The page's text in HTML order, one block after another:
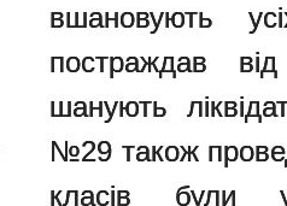
вшановують
постраждав
шанують
№29 також
класів були